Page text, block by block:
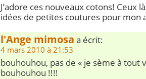
J’adore ces nouveaux cotons! Ceux
idées de petites coutures pour mon
l'Ange mimosa a écrit:
4 mars 2010 à 21:53
bouhouhou, pas de « je sème à tout
bouhouhou !!!!